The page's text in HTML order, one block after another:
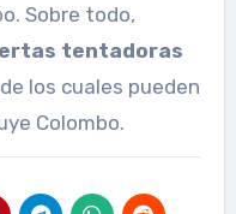
Sobre todo,
tentadoras
los cuales pueden
Colombo.